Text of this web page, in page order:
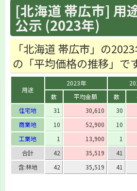
[北海道 帯広市] 用
公示 (2023年)
「北海道 帯広市」の
の「平均価格の推移」で
用途
2023年
数
平均金額 数
住宅地
31 30,610
30
商業地
10 52,900
10
工業地
1 13,900
1
合計
42 35,519
41
含:林地
42 35,519 41